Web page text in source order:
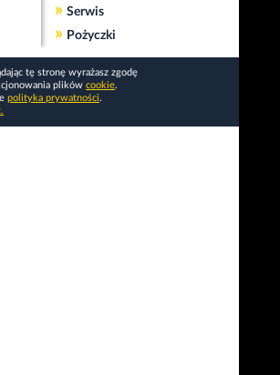
» Serwis
» Pożyczki
tę stronę wyrażasz zgodę
plików cookie.
polityka prywatności.